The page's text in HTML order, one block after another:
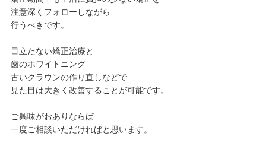
注意深くフォローしながら
行うべきです。
目立たない矯正治療と
歯のホワイトニング
古いクラウンの作り直しなどで
見た目は大きく改善することが可能です。
ご興味がおありならば
一度ご相談いただければと思います。